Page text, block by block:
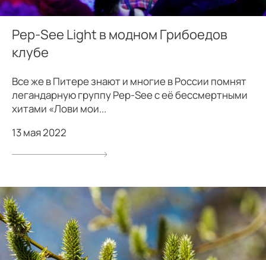
Pep-See Light в модном Грибоедов
клубе
Все же в Питере знают и многие в России помнят
легандарную группу Pep-See с её бессмертными
хитами «Лови мои...
13 мая 2022